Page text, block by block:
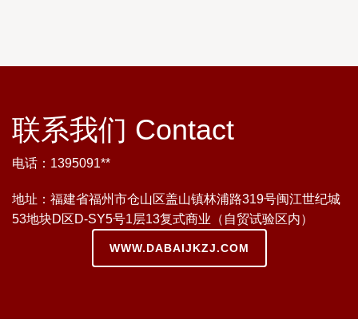
联系我们 Contact
电话：1395091**
地址：福建省福州市仓山区盖山镇林浦路319号闽江世纪城
53地块D区D-SY5号1层13复式商业（自贸试验区内）
WWW.DABAIJKZJ.COM